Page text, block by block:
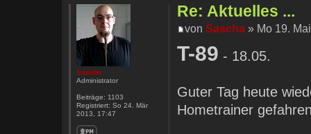
Re: Aktuelles ...
vonSascha » Mo 19.
T-89 - 18.05.
Guter Tag heute
Hometrainer
Sascha
Administrator
Beiträge: 1103
Registriert: So 24. Mär
2013, 17:47